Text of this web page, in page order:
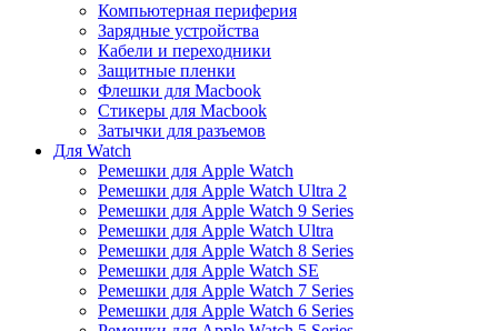
Компьютерная периферия
Зарядные устройства
Кабели и переходники
Защитные пленки
Флешки для Macbook
Стикеры для Macbook
Затычки для разъемов
Для Watch
Ремешки для Apple Watch
Ремешки для Apple Watch Ultra 2
Ремешки для Apple Watch 9 Series
Ремешки для Apple Watch Ultra
Ремешки для Apple Watch 8 Series
Ремешки для Apple Watch SE
Ремешки для Apple Watch 7 Series
Ремешки для Apple Watch 6 Series